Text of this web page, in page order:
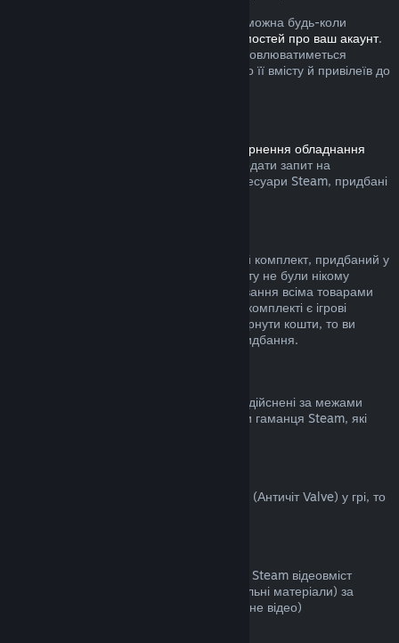
Зауважте, що будь-яку активну підписку можна будь-коли
сторінку відомостей про ваш акаунт.
Після скасування підписка більше не поновлюватиметься
автоматично, але ви збережете доступ до її вмісту й привілеїв до
Умовах повернення обладнання
процедури та часових меж, ви можете подати запит на
повернення коштів за обладнання та аксесуари Steam, придбані
Ви можете повернути кошти за будь-який комплект, придбаний у
Steam за умови, що всі товари з комплекту не були нікому
передані та якщо загальний час користування всіма товарами
становить не більше двох годин. Якщо у комплекті є ігрові
предмети чи DLC, за які неможливо повернути кошти, то ви
побачите примітку під час здійснення придбання.
Valve не повертає кошти за придбання, здійснені за межами
Steam (наприклад: цифрові ключі чи коди гаманця Steam, які
Якщо ви були заблоковані системою VAC (Античіт Valve) у грі, то
Ми не повертаємо кошти за придбаний у Steam відеовміст
(фільми, кліпи, серіали, епізоди та навчальні матеріали) за
винятком, коли відео є частиною іншого (не відео)